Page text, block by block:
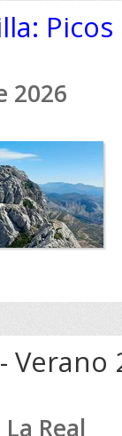
2026
Verano
Real